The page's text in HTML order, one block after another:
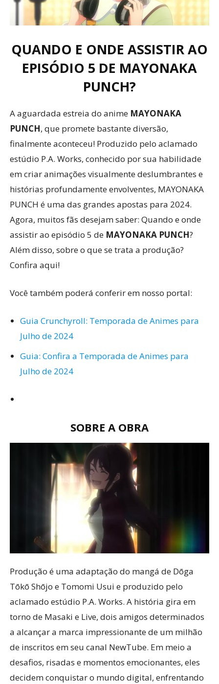
QUANDO E ONDE ASSISTIR AO
EPISÓDIO 5 DE MAYONAKA
PUNCH?
A aguardada estreia do anime MAYONAKA
PUNCH, que promete bastante diversão,
finalmente aconteceu! Produzido pelo aclamado
estúdio P.A. Works, conhecido por sua habilidade
em criar animações visualmente deslumbrantes e
histórias profundamente envolventes, MAYONAKA
PUNCH é uma das grandes apostas para 2024.
Agora, muitos fãs desejam saber: Quando e onde
assistir ao episódio 5 de MAYONAKA PUNCH?
Além disso, sobre o que se trata a produção?
Confira aqui!
Você também poderá conferir em nosso portal:
Guia Crunchyroll: Temporada de Animes para
Julho de 2024
Guia: Confira a Temporada de Animes para
Julho de 2024
SOBRE A OBRA
Produção é uma adaptação do mangá de Dōga
Tōkō Shōjo e Tomomi Usui e produzido pelo
aclamado estúdio P.A. Works. A história gira em
torno de Masaki e Live, dois amigos determinados
a alcançar a marca impressionante de um milhão
de inscritos em seu canal NewTube. Em meio a
desafios, risadas e momentos emocionantes, eles
decidem conquistar o mundo digital, enfrentando